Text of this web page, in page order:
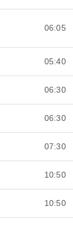
06:05
05:40
06:30
06:30
07:30
10:50
10:50